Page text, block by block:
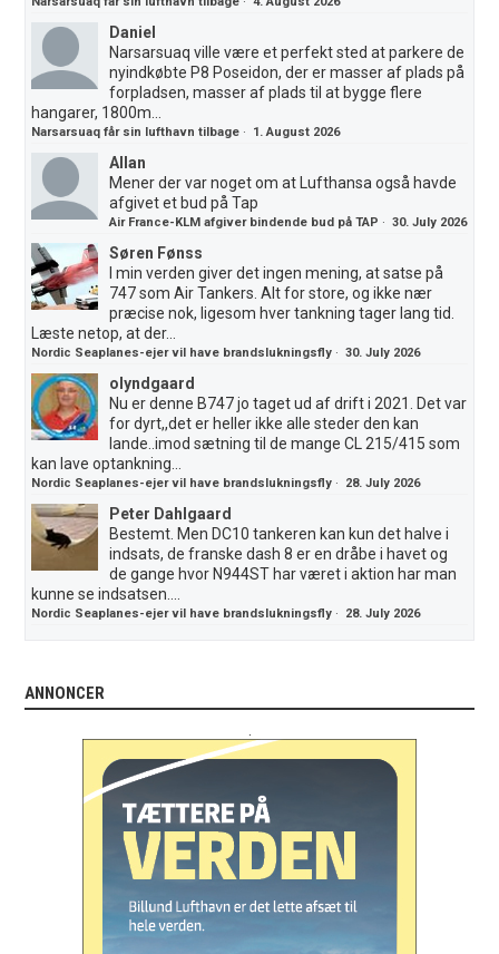
Daniel
Narsarsuaq ville være et perfekt sted at parkere de
nyindkøbte P8 Poseidon, der er masser af plads på
forpladsen, masser af plads til at bygge flere
hangarer, 1800m...
Narsarsuaq får sin lufthavn tilbage · 1. August 2026
Allan
Mener der var noget om at Lufthansa også havde
afgivet et bud på Tap
Air France-KLM afgiver bindende bud på TAP ·30. July 2026
Søren Fønss
I min verden giver det ingen mening, at satse på
747 som Air Tankers. Alt for store, og ikke nær
præcise nok, ligesom hver tankning tager lang tid.
Læste netop, at der...
Nordic Seaplanes-ejer vil have brandslukningsfly ·30. July 2026
olyndgaard
Nu er denne B747 jo taget ud af drift i 2021. Det var
for dyrt,,det er heller ikke alle steder den kan
lande..imod sætning til de mange CL 215/415 som
kan lave optankning...
Nordic Seaplanes-ejer vil have brandslukningsfly · 28. July 2026
Peter Dahlgaard
Bestemt. Men DC10 tankeren kan kun det halve i
indsats, de franske dash 8 er en dråbe i havet og
de gange hvor N944ST har været i aktion har man
kunne se indsatsen....
Nordic Seaplanes-ejer vil have brandslukningsfly · 28. July 2026
ANNONCER